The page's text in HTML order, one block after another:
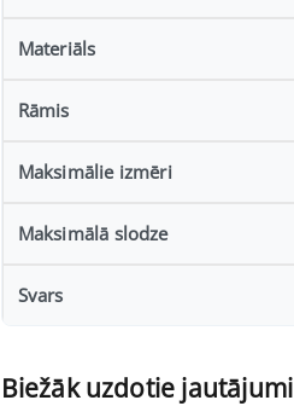
Materiāls
Rāmis
Maksimālie izmēri
Maksimālā slodze
Svars
Biežāk uzdotie jautājumi